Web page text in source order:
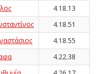
4.18.13
4.18.51
4.18.55
4.22.38